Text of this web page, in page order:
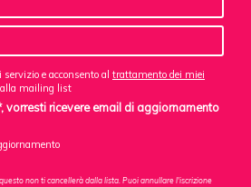
e acconsento al trattamento dei miei
mailing list
vorresti ricevere email di aggiornamento
non ti cancellerà dalla lista. Puoi annullare l'iscrizione